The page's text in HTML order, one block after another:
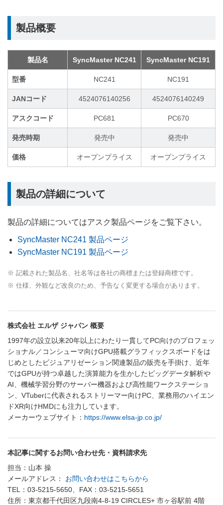
製品概要
製品名 SyncMaster NC241 SyncMaster NC191
型番 NC241 NC191
JANコード 4524076140256 4524076140249
アスクコード PC681 PC670
発売時期 発売中 発売中
価格 オープンプライス オープンプライス
製品の詳細について
製品の詳細についてはアスク製品ページをご覧下さい。
SyncMaster NC241 製品ページ
SyncMaster NC191 製品ページ
※ 記載された製品名、社名等は各社の商標または登録商標です。
※ 仕様、外観など改良のため、予告なく変更する場合があります。
株式会社 エルザ ジャパン 概要
1997年の設立以来20年以上にわたり一貫してPC向けのプロフェッ
ショナル／コンシューマ向けGPU搭載グラフィックスボードをは
じめとしたビジュアリゼーション関連製品の販売を手掛け、近年
ではGPUが持つ卓越した演算能力を生かしたビッグデータ解析や
AI、機械学習分野のサーバー機器および高性能ワークステーショ
ン、VTuberに代表されるストリーマー向けPC、業務用のハイエン
ドXR向けHMDにも注力しています。
メーカーウェブサイト： https://www.elsa-jp.co.jp/
本記事に関するお問い合わせ先・資料請求先
担当：山本 操
メールアドレス： お問い合わせはこちらから
TEL：03-5215-5650、FAX：03-5215-5651
住所：東京都千代田区九段南4-8-19 CIRCLES+ 市ヶ谷駅前 4階